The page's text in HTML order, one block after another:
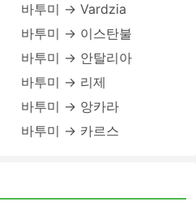
바투미 → Vardzia
바투미 → 이스탄불
바투미 → 안탈리아
바투미 → 리제
바투미 → 앙카라
바투미 → 카르스